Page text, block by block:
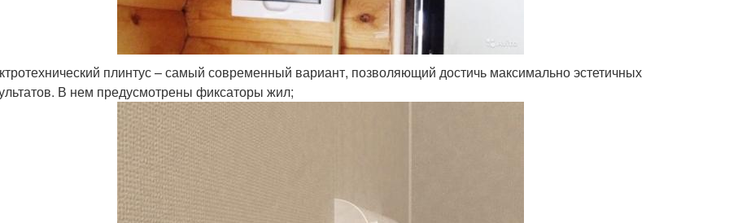
плинтус – самый современный вариант, позволяющий достичь максимально эстетичных
В нем предусмотрены фиксаторы жил;